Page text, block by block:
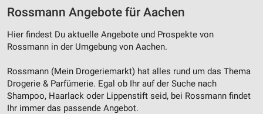
Rossmann Angebote für Aachen
Hier findest Du aktuelle Angebote und Prospekte von
Rossmann in der Umgebung von Aachen.
Rossmann (Mein Drogeriemarkt) hat alles rund um das Thema
Drogerie & Parfümerie. Egal ob Ihr auf der Suche nach
Shampoo, Haarlack oder Lippenstift seid, bei Rossmann findet
Ihr immer das passende Angebot.